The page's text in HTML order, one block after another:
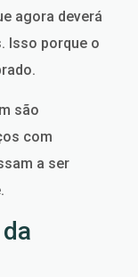
agora deverá
Isso porque o
são
com
a ser